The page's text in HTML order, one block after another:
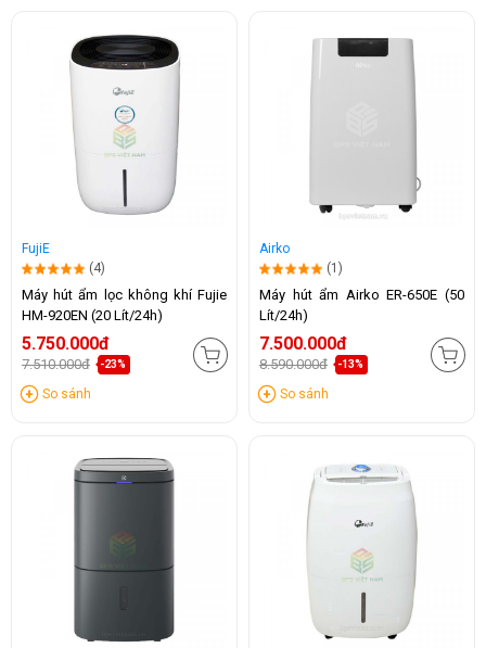
FujiE
(4)
Máy hút ẩm lọc không khí Fujie
HM-920EN (20 Lít/24h)
5.750.000đ
7.510.000đ -23%
So sánh
Airko
(1)
Máy hút ẩm Airko ER-650E (50
Lít/24h)
7.500.000đ
8.590.000đ -13%
So sánh